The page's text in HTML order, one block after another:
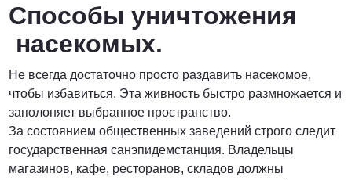
Способы уничтожения
насекомых.
Не всегда достаточно просто раздавить насекомое,
чтобы избавиться. Эта живность быстро размножается и
заполоняет выбранное пространство.
За состоянием общественных заведений строго следит
государственная санэпидемстанция. Владельцы
магазинов, кафе, ресторанов, складов должны